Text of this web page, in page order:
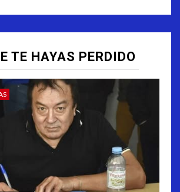
TE HAYAS PERDIDO